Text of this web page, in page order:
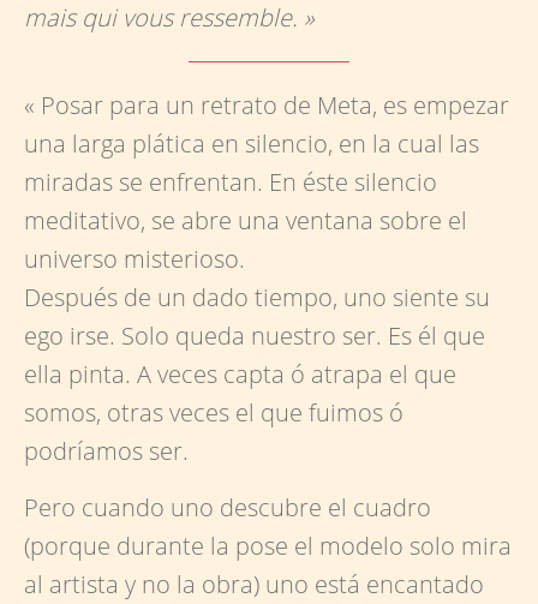
mais qui vous ressemble. »
« Posar para un retrato de Meta, es empezar
una larga plática en silencio, en la cual las
miradas se enfrentan. En éste silencio
meditativo, se abre una ventana sobre el
universo misterioso.
Después de un dado tiempo, uno siente su
ego irse. Solo queda nuestro ser. Es él que
ella pinta. A veces capta ó atrapa el que
somos, otras veces el que fuimos ó
podríamos ser.
Pero cuando uno descubre el cuadro
(porque durante la pose el modelo solo mira
al artista y no la obra) uno está encantado